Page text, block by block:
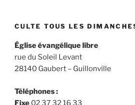
de
l’être
CULTE TOUS LES
Église évangélique libre
rue du Soleil Levant
28140 Gaubert – Guillonville
Téléphones :
Fixe 02 37 32 16 33